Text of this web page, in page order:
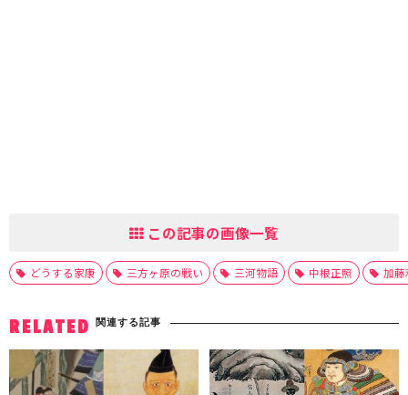
この記事の画像一覧
どうする家康 三方ヶ原の戦い 三河物語 中根正照 加藤
RELATED 関連する記事